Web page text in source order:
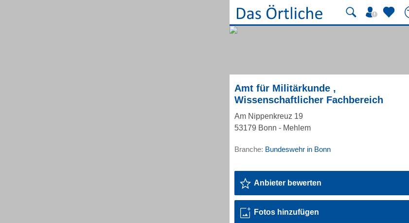
Amt für Militärkunde ,
Wissenschaftlicher Fachbereich
Am Nippenkreuz 19
53179 Bonn - Mehlem
Branche: Bundeswehr in Bonn
Anbieter bewerten
Fotos hinzufügen